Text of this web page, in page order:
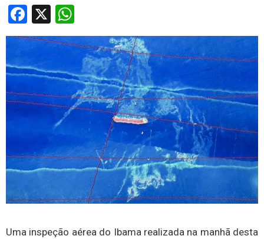
Facebook
X
Uma inspeção aérea do Ibama realizada na manhã desta